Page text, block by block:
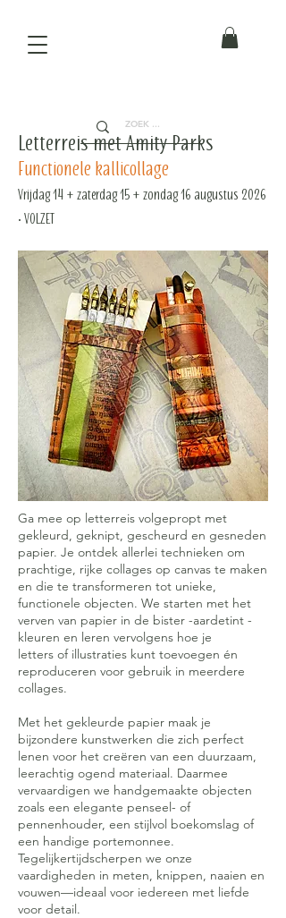
Letterreis met Amity Parks
Functionele kallicollage
Vrijdag 14 + zaterdag 15 + zondag 16 augustus 2026
• VOLZET
Ga mee op letterreis volgepropt met
gekleurd, geknipt, gescheurd en gesneden
papier. Je ontdek allerlei technieken om
prachtige, rijke collages op canvas te maken
en die te transformeren tot unieke,
functionele objecten. We starten met het
verven van papier in de bister -aardetint -
kleuren en leren vervolgens hoe je
letters of illustraties kunt toevoegen én
reproduceren voor gebruik in meerdere
collages.
Met het gekleurde papier maak je
bijzondere kunstwerken die zich perfect
lenen voor het creëren van een duurzaam,
leerachtig ogend materiaal. Daarmee
vervaardigen we handgemaakte objecten
zoals een elegante penseel- of
pennenhouder, een stijlvol boekomslag of
een handige portemonnee.
Tegelijkertijdscherpen we onze
vaardigheden in meten, knippen, naaien en
vouwen—ideaal voor iedereen met liefde
voor detail.